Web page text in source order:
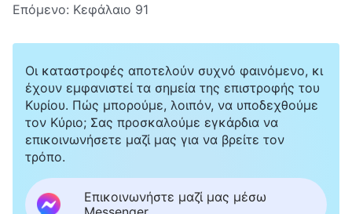
Επόμενο: Κεφάλαιο 91
Οι καταστροφές αποτελούν συχνό φαινόμενο, κι
έχουν εμφανιστεί τα σημεία της επιστροφής του
Κυρίου. Πώς μπορούμε, λοιπόν, να υποδεχθούμε
τον Κύριο; Σας προσκαλούμε εγκάρδια να
επικοινωνήσετε μαζί μας για να βρείτε τον
τρόπο.
Επικοινωνήστε μαζί μας μέσω